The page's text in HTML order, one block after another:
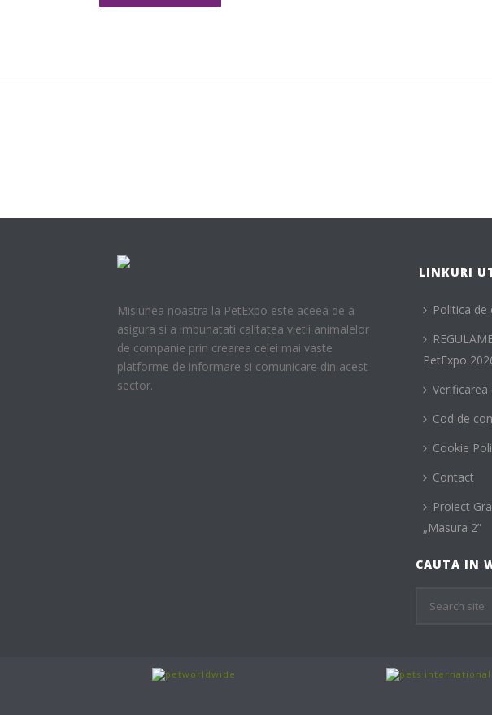
Misiunea noastra la PetExpo este aceea de a
asigura si a imbunatati calitatea vietii animalelor
de companie prin crearea celei mai vaste
platforme de informare si comunicare din acest
sector.
LINKURI
Politica de
PetExpo
Cod de
Cookie
Contact
Proiect
„Masura 2”
CAUTA IN